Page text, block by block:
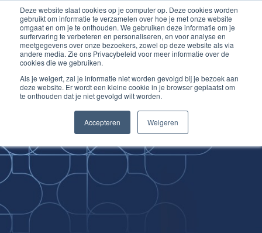
Deze website slaat cookies op je computer op. Deze cookies worden
gebruikt om informatie te verzamelen over hoe je met onze website
omgaat en om je te onthouden. We gebruiken deze informatie om je
surfervaring te verbeteren en personaliseren, en voor analyse en
meetgegevens over onze bezoekers, zowel op deze website als via
andere media. Zie ons Privacybeleid voor meer informatie over de
cookies die we gebruiken.
Als je weigert, zal je informatie niet worden gevolgd bij je bezoek aan
deze website. Er wordt een kleine cookie in je browser geplaatst om
te onthouden dat je niet gevolgd wilt worden.
Accepteren Weigeren
Inloggen account
Ga
naar
de
inhoud
Improving
Medical Skills